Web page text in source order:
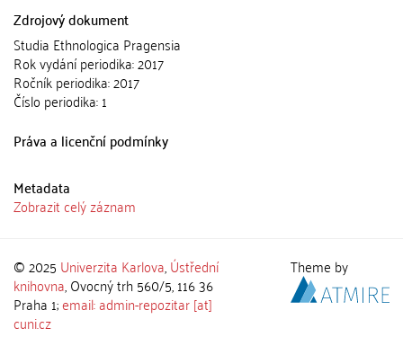
Zdrojový dokument
Studia Ethnologica Pragensia
Rok vydání periodika: 2017
Ročník periodika: 2017
Číslo periodika: 1
Práva a licenční podmínky
Metadata
Zobrazit celý záznam
© 2025 Univerzita Karlova,Ústřední
knihovna, Ovocný trh 560/5, 116 36
Praha 1;email: admin-repozitar [at]
cuni.cz
Theme by